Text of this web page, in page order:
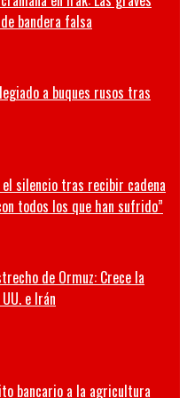
bandera falsa
a buques rusos tras
el silencio tras recibir cadena
todos los que han sufrido”
de Ormuz: Crece la
e Irán
bancario a la agricultura